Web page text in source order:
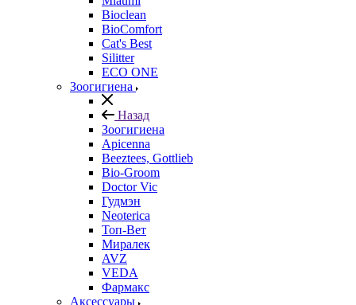
Bioclean
BioComfort
Cat's Best
Silitter
ECO ONE
Зоогигиена
Назад
Зоогигиена
Apicenna
Beeztees, Gottlieb
Bio-Groom
Doctor Vic
Гудмэн
Neoterica
Топ-Вет
Миралек
AVZ
VEDA
Фармакс
Аксессуары